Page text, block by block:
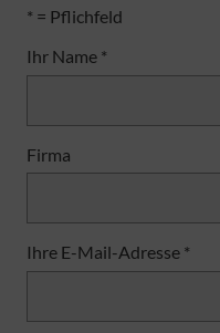
* = Pflichfeld
Ihr Name *
Firma
Ihre E-Mail-Adresse *